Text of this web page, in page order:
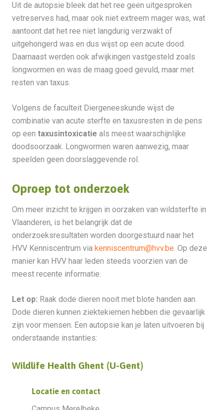
Uit de autopsie bleek dat het ree geen uitgesproken
vetreserves had, maar ook niet extreem mager was, wat
aantoont dat het ree niet langdurig verzwakt of
uitgehongerd was en dus wijst op een acute dood.
Daarnaast werden ook afwijkingen vastgesteld zoals
longwormen en was de maag goed gevuld, maar met
resten van taxus.
Volgens de faculteit Diergeneeskunde wijst de
combinatie van acute sterfte en taxusresten in de pens
op een taxusintoxicatie als meest waarschijnlijke
doodsoorzaak. Longwormen waren aanwezig, maar
speelden geen doorslaggevende rol.
Oproep tot onderzoek
Om meer inzicht te krijgen in oorzaken van wildsterfte in
Vlaanderen, is het belangrijk dat de
onderzoeksresultaten worden doorgestuurd naar het
HVV Kenniscentrum via kenniscentrum@hvv.be. Op deze
manier kan HVV haar leden steeds voorzien van de
meest recente informatie.
Let op: Raak dode dieren nooit met blote handen aan.
Dode dieren kunnen ziektekiemen hebben die gevaarlijk
zijn voor mensen. Een autopsie kan je laten uitvoeren bij
onderstaande instanties:
Wildlife Health Ghent (U-Gent)
Locatie en contact